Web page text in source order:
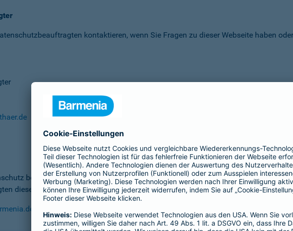
kontaktieren, wenn Sie Fragen zu dieser Webseite haben
bei der Barmenia Krankenversicherung AG und der Barmenia Allgemeine
dieser Gesellschaften kontaktieren.